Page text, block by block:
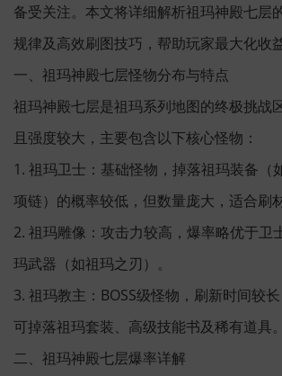
备受关注。本文将详细解析祖玛神殿七层
规律及高效刷图技巧，帮助玩家最大化收益
一、祖玛神殿七层怪物分布与特点
祖玛神殿七层是祖玛系列地图的终极挑战
且强度较大，主要包含以下核心怪物：
1. 祖玛卫士：基础怪物，掉落祖玛装备（
项链）的概率较低，但数量庞大，适合刷材
2. 祖玛雕像：攻击力较高，爆率略优于卫
玛武器（如祖玛之刃）。
3. 祖玛教主：BOSS级怪物，刷新时间较
可掉落祖玛套装、高级技能书及稀有道具。
二、祖玛神殿七层爆率详解